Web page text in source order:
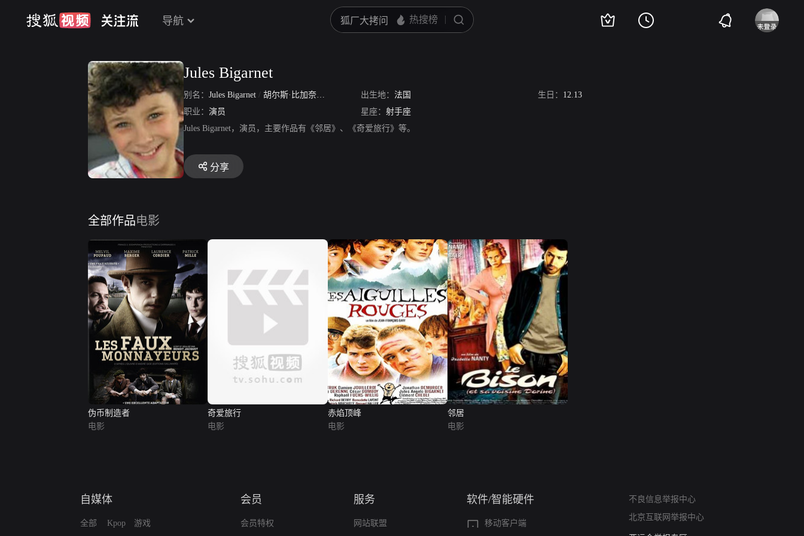
导航
Jules Bigarnet
别名： Jules Bigarnet / 胡尔斯·比加奈特 Jules-Angelo Bigarnet
出生地： 法国 生日： 12.13
职业： 演员 星座： 射手座
Jules Bigarnet，演员，主要作品有《邻居》、《奇爱旅行》等。
分享
全部作品电影
伪币制造者
电影
奇爱旅行
电影
赤焰顶峰
电影
邻居
电影
自媒体
全部 Kpop 游戏
会员
会员特权
服务
网站联盟
软件/智能硬件
移动客户端
不良信息举报中心
北京互联网举报中心
12318 文化市场举报
算法推荐专项举报